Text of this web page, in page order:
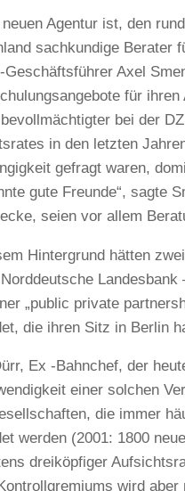
Agentur ist, den
sachkundige Berater
Geschäftsführer Axel
für
bei der
in den letzten
gefragt waren,
gute Freunde“, sagte
seien vor allem
Hintergrund hätten
„public private
die ihren Sitz in Berlin
Ex -Bahnchef, der
einer solchen
die immer
werden (2001: 1800
dreiköpfiger
wird aber